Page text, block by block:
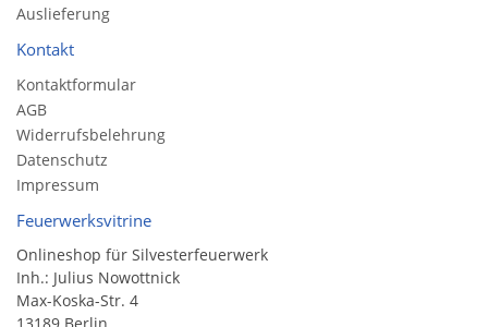
Auslieferung
Kontakt
Kontaktformular
AGB
Widerrufsbelehrung
Datenschutz
Impressum
Feuerwerksvitrine
Onlineshop für Silvesterfeuerwerk
Inh.: Julius Nowottnick
Max-Koska-Str. 4